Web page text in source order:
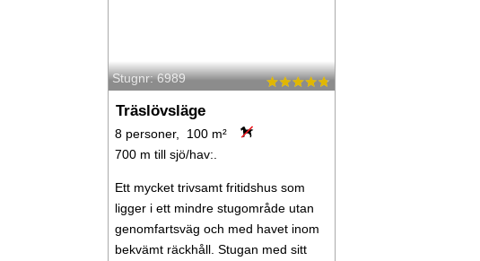
Stugnr: 6989
Träslövsläge
8 personer, 100 m²
700 m till sjö/hav:.
Ett mycket trivsamt fritidshus som
ligger i ett mindre stugområde utan
genomfartsväg och med havet inom
bekvämt räckhåll. Stugan med sitt